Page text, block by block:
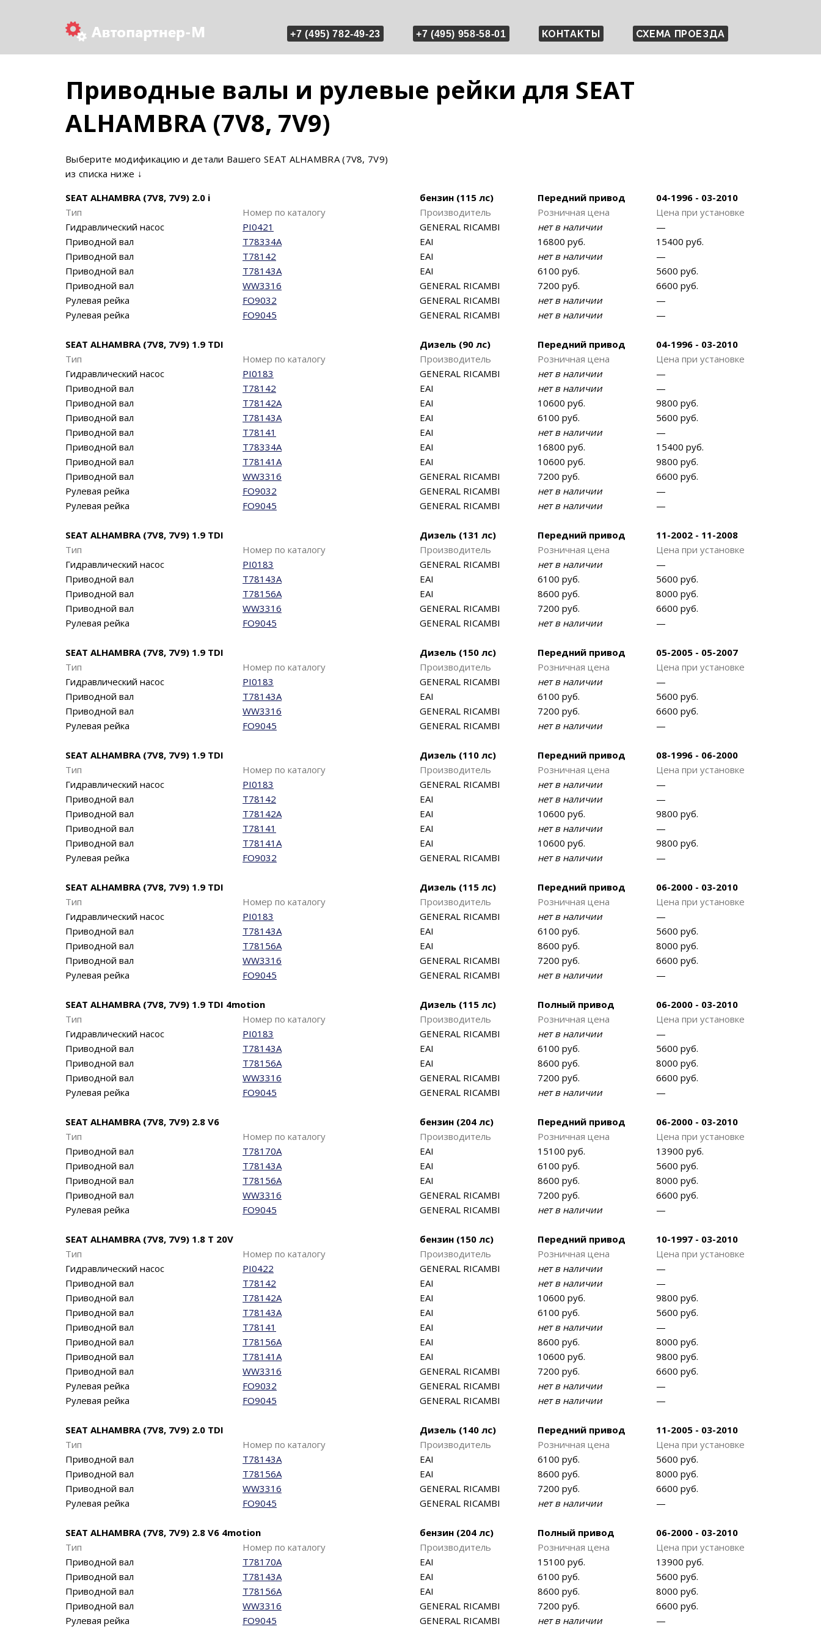
+7 (495) 782-49-23 +7 (495) 958-58-01 КОНТАКТЫ СХЕМА ПРОЕЗДА
Приводные валы и рулевые рейки для SEAT
ALHAMBRA (7V8, 7V9)
Выберите модификацию и детали Вашего SEAT ALHAMBRA (7V8, 7V9)
из списка ниже ↓
SEAT ALHAMBRA (7V8, 7V9) 2.0 i
бензин (115 лс) Передний привод
04-1996 - 03-2010
Тип
Номер по каталогу Производитель Розничная цена
Цена при установке
Гидравлический насос
PI0421 GENERAL RICAMBI нет в наличии
—
Приводной вал
T78334A EAI 16800 руб.
15400 руб.
Приводной вал
T78142 EAI нет в наличии
—
Приводной вал
T78143A EAI 6100 руб.
5600 руб.
Приводной вал
WW3316 GENERAL RICAMBI 7200 руб.
6600 руб.
Рулевая рейка
FO9032 GENERAL RICAMBI нет в наличии
—
Рулевая рейка
FO9045 GENERAL RICAMBI нет в наличии —
SEAT ALHAMBRA (7V8, 7V9) 1.9 TDI Дизель (90 лс) Передний привод
04-1996 - 03-2010
Тип
Номер по каталогу Производитель Розничная цена
Цена при установке
Гидравлический насос
PI0183 GENERAL RICAMBI нет в наличии
—
Приводной вал
T78142 EAI нет в наличии
—
Приводной вал
T78142A EAI 10600 руб.
9800 руб.
Приводной вал
T78143A EAI 6100 руб.
5600 руб.
Приводной вал
T78141 EAI нет в наличии
—
Приводной вал
T78334A EAI 16800 руб.
15400 руб.
Приводной вал
T78141A EAI 10600 руб.
9800 руб.
Приводной вал
WW3316 GENERAL RICAMBI 7200 руб.
6600 руб.
Рулевая рейка
FO9032 GENERAL RICAMBI нет в наличии
—
Рулевая рейка
FO9045 GENERAL RICAMBI нет в наличии —
SEAT ALHAMBRA (7V8, 7V9) 1.9 TDI Дизель (131 лс) Передний привод
11-2002 - 11-2008
Тип
Номер по каталогу Производитель Розничная цена
Цена при установке
Гидравлический насос
PI0183 GENERAL RICAMBI нет в наличии
—
Приводной вал
T78143A EAI 6100 руб.
5600 руб.
Приводной вал
T78156A EAI 8600 руб.
8000 руб.
Приводной вал
WW3316 GENERAL RICAMBI 7200 руб.
6600 руб.
Рулевая рейка
FO9045 GENERAL RICAMBI нет в наличии —
SEAT ALHAMBRA (7V8, 7V9) 1.9 TDI Дизель (150 лс) Передний привод
05-2005 - 05-2007
Тип
Номер по каталогу Производитель Розничная цена
Цена при установке
Гидравлический насос
PI0183 GENERAL RICAMBI нет в наличии
—
Приводной вал
T78143A EAI 6100 руб.
5600 руб.
Приводной вал
WW3316 GENERAL RICAMBI 7200 руб.
6600 руб.
Рулевая рейка
FO9045 GENERAL RICAMBI нет в наличии —
SEAT ALHAMBRA (7V8, 7V9) 1.9 TDI Дизель (110 лс) Передний привод
08-1996 - 06-2000
Тип
Номер по каталогу Производитель Розничная цена
Цена при установке
Гидравлический насос
PI0183 GENERAL RICAMBI нет в наличии
—
Приводной вал
T78142 EAI нет в наличии
—
Приводной вал
T78142A EAI 10600 руб.
9800 руб.
Приводной вал
T78141 EAI нет в наличии
—
Приводной вал
T78141A EAI 10600 руб.
9800 руб.
Рулевая рейка
FO9032 GENERAL RICAMBI нет в наличии —
SEAT ALHAMBRA (7V8, 7V9) 1.9 TDI Дизель (115 лс) Передний привод
06-2000 - 03-2010
Тип
Номер по каталогу Производитель Розничная цена
Цена при установке
Гидравлический насос
PI0183 GENERAL RICAMBI нет в наличии
—
Приводной вал
T78143A EAI 6100 руб.
5600 руб.
Приводной вал
T78156A EAI 8600 руб.
8000 руб.
Приводной вал
WW3316 GENERAL RICAMBI 7200 руб.
6600 руб.
Рулевая рейка
FO9045 GENERAL RICAMBI нет в наличии —
SEAT ALHAMBRA (7V8, 7V9) 1.9 TDI 4motion Дизель (115 лс) Полный привод
06-2000 - 03-2010
Тип
Номер по каталогу Производитель Розничная цена
Цена при установке
Гидравлический насос
PI0183 GENERAL RICAMBI нет в наличии
—
Приводной вал
T78143A EAI 6100 руб.
5600 руб.
Приводной вал
T78156A EAI 8600 руб.
8000 руб.
Приводной вал
WW3316 GENERAL RICAMBI 7200 руб.
6600 руб.
Рулевая рейка
FO9045 GENERAL RICAMBI нет в наличии —
SEAT ALHAMBRA (7V8, 7V9) 2.8 V6 бензин (204 лс) Передний привод
06-2000 - 03-2010
Тип
Номер по каталогу Производитель Розничная цена
Цена при установке
Приводной вал
T78170A EAI 15100 руб.
13900 руб.
Приводной вал
T78143A EAI 6100 руб.
5600 руб.
Приводной вал
T78156A EAI 8600 руб.
8000 руб.
Приводной вал
WW3316 GENERAL RICAMBI 7200 руб.
6600 руб.
Рулевая рейка
FO9045 GENERAL RICAMBI нет в наличии —
SEAT ALHAMBRA (7V8, 7V9) 1.8 T 20V бензин (150 лс) Передний привод
10-1997 - 03-2010
Тип
Номер по каталогу Производитель Розничная цена
Цена при установке
Гидравлический насос
PI0422 GENERAL RICAMBI нет в наличии
—
Приводной вал
T78142 EAI нет в наличии
—
Приводной вал
T78142A EAI 10600 руб.
9800 руб.
Приводной вал
T78143A EAI 6100 руб.
5600 руб.
Приводной вал
T78141 EAI нет в наличии
—
Приводной вал
T78156A EAI 8600 руб.
8000 руб.
Приводной вал
T78141A EAI 10600 руб.
9800 руб.
Приводной вал
WW3316 GENERAL RICAMBI 7200 руб.
6600 руб.
Рулевая рейка
FO9032 GENERAL RICAMBI нет в наличии
—
Рулевая рейка
FO9045 GENERAL RICAMBI нет в наличии —
SEAT ALHAMBRA (7V8, 7V9) 2.0 TDI Дизель (140 лс) Передний привод
11-2005 - 03-2010
Тип
Номер по каталогу Производитель Розничная цена
Цена при установке
Приводной вал
T78143A EAI 6100 руб.
5600 руб.
Приводной вал
T78156A EAI 8600 руб.
8000 руб.
Приводной вал
WW3316 GENERAL RICAMBI 7200 руб.
6600 руб.
Рулевая рейка
FO9045 GENERAL RICAMBI нет в наличии —
SEAT ALHAMBRA (7V8, 7V9) 2.8 V6 4motion бензин (204 лс) Полный привод
06-2000 - 03-2010
Тип
Номер по каталогу Производитель Розничная цена
Цена при установке
Приводной вал
T78170A EAI 15100 руб.
13900 руб.
Приводной вал
T78143A EAI 6100 руб.
5600 руб.
Приводной вал
T78156A EAI 8600 руб.
8000 руб.
Приводной вал
WW3316 GENERAL RICAMBI 7200 руб.
6600 руб.
Рулевая рейка
FO9045 GENERAL RICAMBI нет в наличии —